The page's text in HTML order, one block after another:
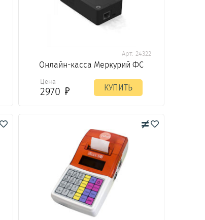
Арт. 24322
Онлайн-касса Меркурий ФС
Цена
2970 КУПИТЬ